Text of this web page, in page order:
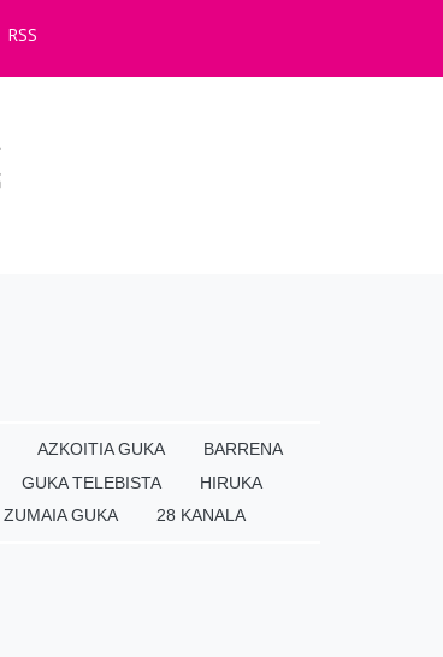
RSS
AZKOITIA GUKA
BARRENA
GUKA TELEBISTA
HIRUKA
ZUMAIA GUKA 28 KANALA